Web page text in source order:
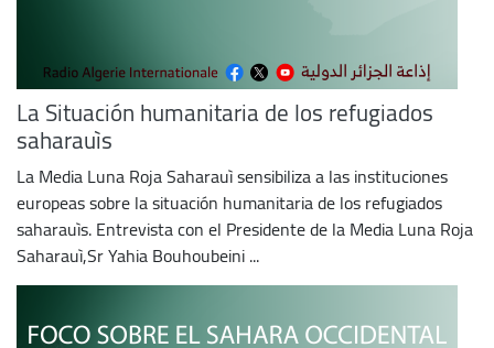
La Situación humanitaria de los refugiados
saharauìs
La Media Luna Roja Saharauì sensibiliza a las instituciones
europeas sobre la situación humanitaria de los refugiados
saharauìs. Entrevista con el Presidente de la Media Luna Roja
Saharauì,Sr Yahia Bouhoubeini ...